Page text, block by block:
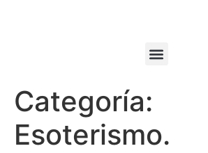
Categoría:
Esoterismo.